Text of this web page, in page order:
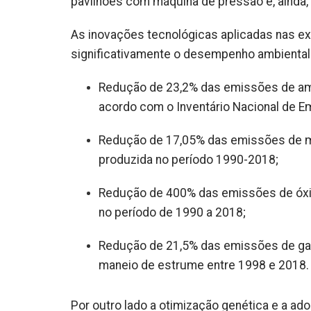
As inovações tecnológicas aplicadas nas
significativamente o desempenho
Redução de 23,2% das emissões de
acordo com o Inventário Nacional de
Redução de 17,05% das emissões
produzida no período 1990-2018;
Redução de 400% das emissões de
no período de 1990 a 2018;
Redução de 21,5% das emissões de
maneio de estrume entre 1998 e 2018.
Por outro lado a otimização genética e a